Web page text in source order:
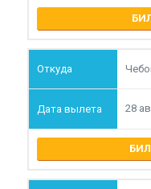
28